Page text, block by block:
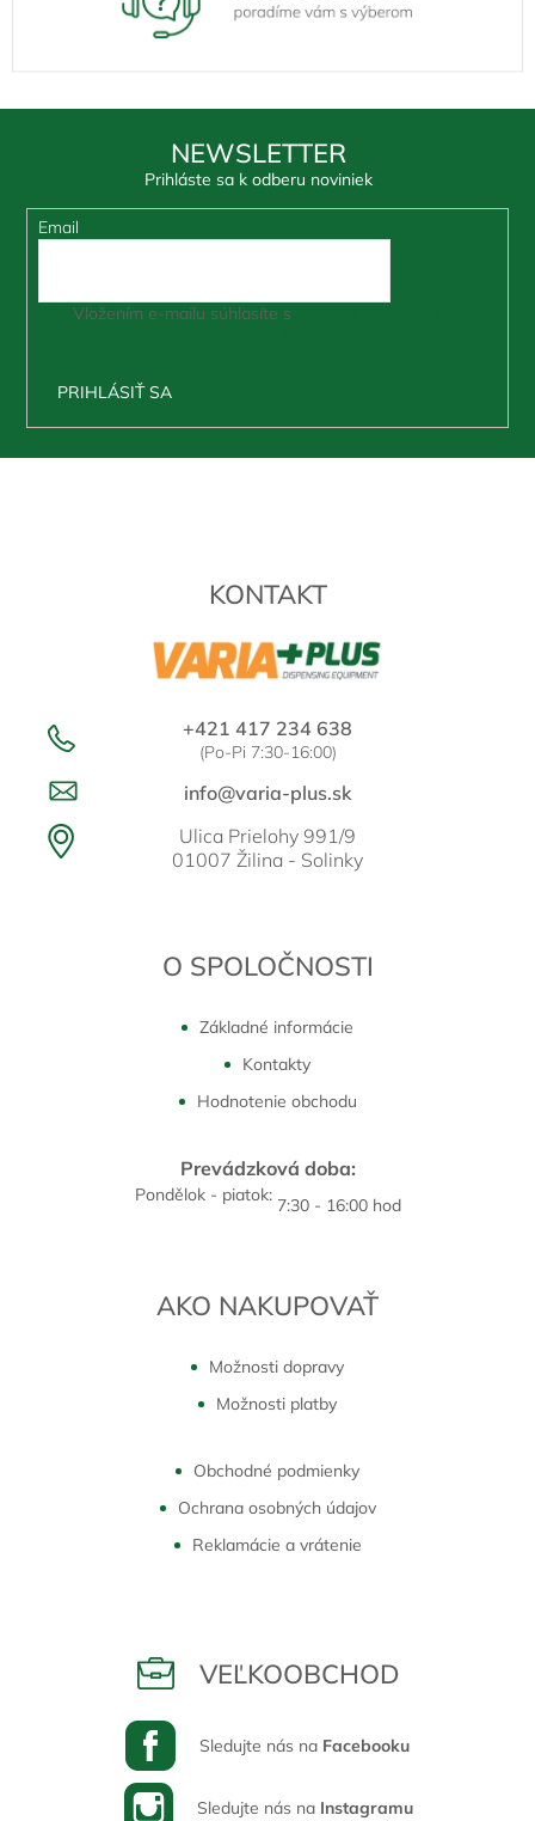
NEWSLETTER
Prihláste sa k odberu noviniek
Email
Vložením e-mailu súhlasíte s
PRIHLÁSIŤ SA
KONTAKT
+421 417 234 638
(Po-Pi 7:30-16:00)
info@varia-plus.sk
Ulica Prielohy 991/9
01007 Žilina - Solinky
O SPOLOČNOSTI
Základné informácie
Kontakty
Hodnotenie obchodu
Prevádzková doba:
Pondělok - piatok: 7:30 - 16:00 hod
AKO NAKUPOVAŤ
Možnosti dopravy
Možnosti platby
Obchodné podmienky
Ochrana osobných údajov
Reklamácie a vrátenie
VEĽKOOBCHOD
Sledujte nás na Facebooku
Sledujte nás na Instagramu